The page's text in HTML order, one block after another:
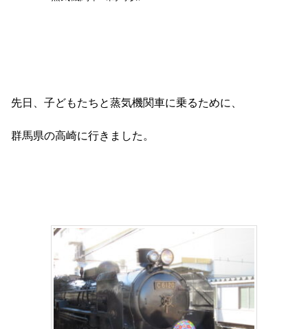
先日、子どもたちと蒸気機関車に乗るために、
群馬県の高崎に行きました。